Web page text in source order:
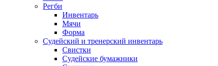
Регби
Инвентарь
Мячи
Форма
Судейский и тренерский инвентарь
Свистки
Судейские бумажники